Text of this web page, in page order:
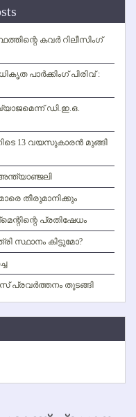
കവര്‍ റിലീസിംഗ്
പാര്‍ക്കിംഗ് പിരിവ് :
ഡി.ഇ.ഒ.
13 വയസുകാരന്‍ മുങ്ങി
തീരുമാനിക്കും
പ്രതിഷേധം
സ്ഥാനം കിട്ടുമോ?
പ്രവര്‍ത്തനം തുടങ്ങി